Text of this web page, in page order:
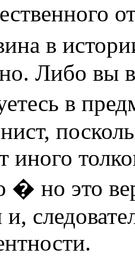
в
Либо вы
в
иного
но это